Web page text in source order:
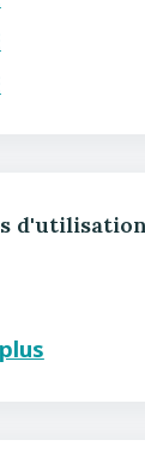
d'utilisation